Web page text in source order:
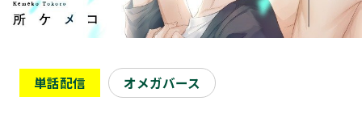
単話配信 オメガバース